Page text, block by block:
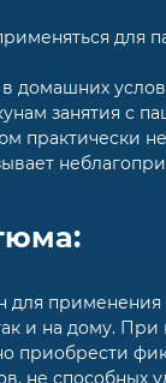
для
домашних
занятия с
практически
для применения
и на дому. При
приобрести
не способных